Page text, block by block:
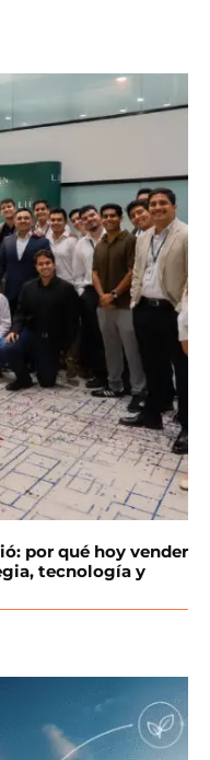
por qué hoy vender
tecnología y